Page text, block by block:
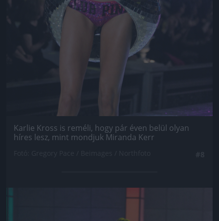
Karlie Kross is reméli, hogy pár éven belül olyan
híres lesz, mint mondjuk Miranda Kerr
Jön még kép!